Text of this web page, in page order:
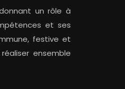
un rôle à
et ses
festive et
ensemble